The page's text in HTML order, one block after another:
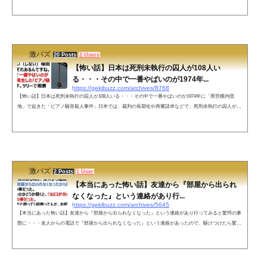
激バズ 20 Posts 2 Users
【怖い話】日本は死刑未執行の囚人が108人い
る・・・その中で一番やばいのが1974年...
https://gekibuzz.com/archives/8768
【怖い話】日本は死刑未執行の囚人が108人いる・・・その中で一番やばいのが1974年に「県営横内団
地」で起きた「ピアノ騒音殺人事件」日本では、裁判の長期化や再審請求などで、死刑未執行の囚人が10
激バズ 2 Posts 1 User
【本当にあった怖い話】友達から『部屋から出られ
なくなった』という連絡があり行...
https://gekibuzz.com/archives/5645
【本当にあった怖い話】友達から『部屋から出られなくなった』という連絡があり行ってみると驚愕の事
態に・・・友人からの電話で『部屋から出られなくなった』という連絡があったので、駆けつけたら驚愕